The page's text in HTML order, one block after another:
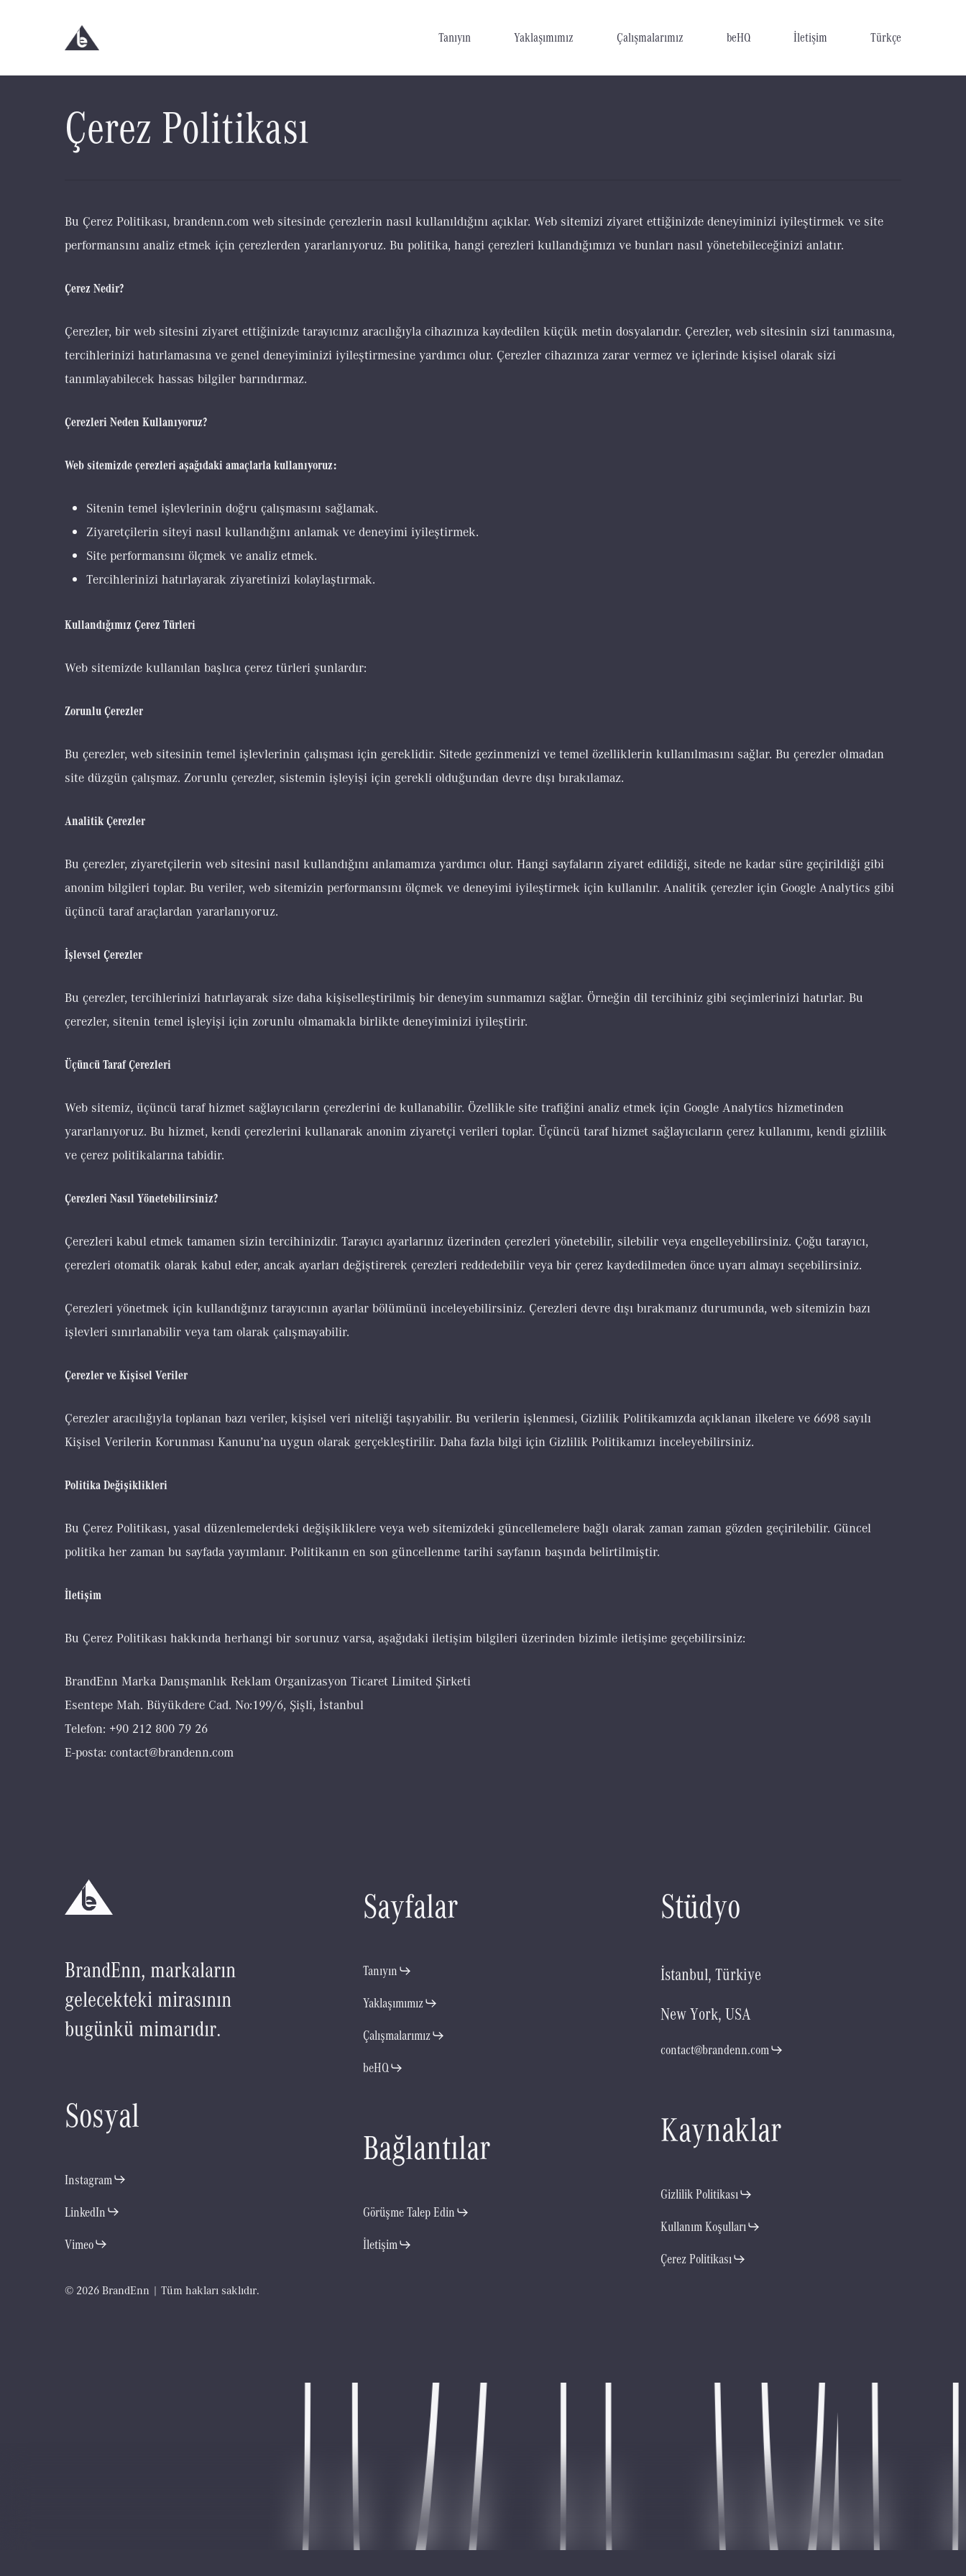
Tanıyın Yaklaşımımız Çalışmalarımız beHQ İletişim Türkçe
Çerez Politikası
Bu Çerez Politikası, brandenn.com web sitesinde çerezlerin nasıl kullanıldığını açıklar. Web sitemizi ziyaret ettiğinizde deneyiminizi iyileştirmek ve site
performansını analiz etmek için çerezlerden yararlanıyoruz. Bu politika, hangi çerezleri kullandığımızı ve bunları nasıl yönetebileceğinizi anlatır.
Çerez Nedir?
Çerezler, bir web sitesini ziyaret ettiğinizde tarayıcınız aracılığıyla cihazınıza kaydedilen küçük metin dosyalarıdır. Çerezler, web sitesinin sizi tanımasına,
tercihlerinizi hatırlamasına ve genel deneyiminizi iyileştirmesine yardımcı olur. Çerezler cihazınıza zarar vermez ve içlerinde kişisel olarak sizi
tanımlayabilecek hassas bilgiler barındırmaz.
Çerezleri Neden Kullanıyoruz?
Web sitemizde çerezleri aşağıdaki amaçlarla kullanıyoruz:
Sitenin temel işlevlerinin doğru çalışmasını sağlamak.
Ziyaretçilerin siteyi nasıl kullandığını anlamak ve deneyimi iyileştirmek.
Site performansını ölçmek ve analiz etmek.
Tercihlerinizi hatırlayarak ziyaretinizi kolaylaştırmak.
Kullandığımız Çerez Türleri
Web sitemizde kullanılan başlıca çerez türleri şunlardır:
Zorunlu Çerezler
Bu çerezler, web sitesinin temel işlevlerinin çalışması için gereklidir. Sitede gezinmenizi ve temel özelliklerin kullanılmasını sağlar. Bu çerezler olmadan
site düzgün çalışmaz. Zorunlu çerezler, sistemin işleyişi için gerekli olduğundan devre dışı bırakılamaz.
Analitik Çerezler
Bu çerezler, ziyaretçilerin web sitesini nasıl kullandığını anlamamıza yardımcı olur. Hangi sayfaların ziyaret edildiği, sitede ne kadar süre geçirildiği gibi
anonim bilgileri toplar. Bu veriler, web sitemizin performansını ölçmek ve deneyimi iyileştirmek için kullanılır. Analitik çerezler için Google Analytics gibi
üçüncü taraf araçlardan yararlanıyoruz.
İşlevsel Çerezler
Bu çerezler, tercihlerinizi hatırlayarak size daha kişiselleştirilmiş bir deneyim sunmamızı sağlar. Örneğin dil tercihiniz gibi seçimlerinizi hatırlar. Bu
çerezler, sitenin temel işleyişi için zorunlu olmamakla birlikte deneyiminizi iyileştirir.
Üçüncü Taraf Çerezleri
Web sitemiz, üçüncü taraf hizmet sağlayıcıların çerezlerini de kullanabilir. Özellikle site trafiğini analiz etmek için Google Analytics hizmetinden
yararlanıyoruz. Bu hizmet, kendi çerezlerini kullanarak anonim ziyaretçi verileri toplar. Üçüncü taraf hizmet sağlayıcıların çerez kullanımı, kendi gizlilik
ve çerez politikalarına tabidir.
Çerezleri Nasıl Yönetebilirsiniz?
Çerezleri kabul etmek tamamen sizin tercihinizdir. Tarayıcı ayarlarınız üzerinden çerezleri yönetebilir, silebilir veya engelleyebilirsiniz. Çoğu tarayıcı,
çerezleri otomatik olarak kabul eder, ancak ayarları değiştirerek çerezleri reddedebilir veya bir çerez kaydedilmeden önce uyarı almayı seçebilirsiniz.
Çerezleri yönetmek için kullandığınız tarayıcının ayarlar bölümünü inceleyebilirsiniz. Çerezleri devre dışı bırakmanız durumunda, web sitemizin bazı
işlevleri sınırlanabilir veya tam olarak çalışmayabilir.
Çerezler ve Kişisel Veriler
Çerezler aracılığıyla toplanan bazı veriler, kişisel veri niteliği taşıyabilir. Bu verilerin işlenmesi, Gizlilik Politikamızda açıklanan ilkelere ve 6698 sayılı
Kişisel Verilerin Korunması Kanunu’na uygun olarak gerçekleştirilir. Daha fazla bilgi için Gizlilik Politikamızı inceleyebilirsiniz.
Politika Değişiklikleri
Bu Çerez Politikası, yasal düzenlemelerdeki değişikliklere veya web sitemizdeki güncellemelere bağlı olarak zaman zaman gözden geçirilebilir. Güncel
politika her zaman bu sayfada yayımlanır. Politikanın en son güncellenme tarihi sayfanın başında belirtilmiştir.
İletişim
Bu Çerez Politikası hakkında herhangi bir sorunuz varsa, aşağıdaki iletişim bilgileri üzerinden bizimle iletişime geçebilirsiniz:
BrandEnn Marka Danışmanlık Reklam Organizasyon Ticaret Limited Şirketi
Esentepe Mah. Büyükdere Cad. No:199/6, Şişli, İstanbul
Telefon: +90 212 800 79 26
E-posta: contact@brandenn.com
BrandEnn, markaların
gelecekteki mirasının
bugünkü mimarıdır.
Sosyal
Instagram
LinkedIn
Vimeo
© 2026 BrandEnn | Tüm hakları saklıdır.
Sayfalar
Tanıyın
Yaklaşımımız
Çalışmalarımız
beHQ
Bağlantılar
Görüşme Talep Edin
İletişim
Stüdyo
İstanbul, Türkiye
NewYork, USA
contact@brandenn.com
Kaynaklar
Gizlilik Politikası
Kullanım Koşulları
Çerez Politikası